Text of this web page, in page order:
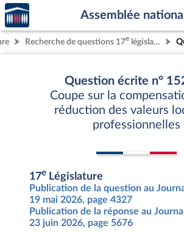
Aller au contenu
Aller en bas de la page
Accèder
à la
page
d'accueil
Assemblée
Recherche de questions 17e législature
Question écrite n°
Coupe sur la
réduction des valeurs
professionnelles
17e Législature
Publication de la question au
19 mai 2026, page 4327
Publication de la réponse au
23 juin 2026, page 5676